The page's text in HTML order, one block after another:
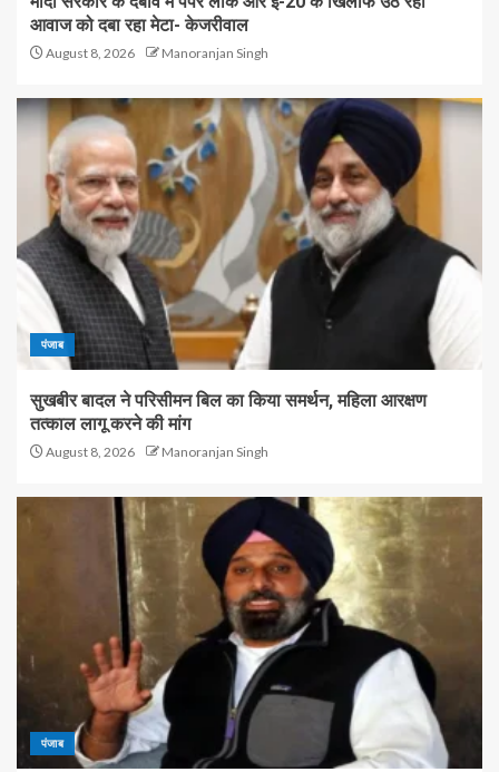
आवाज को दबा रहा मेटा- केजरीवाल
August 8, 2026 Manoranjan Singh
पंजाब
सुखबीर बादल ने परिसीमन बिल का किया समर्थन, महिला आरक्षण
तत्काल लागू करने की मांग
August 8, 2026 Manoranjan Singh
पंजाब